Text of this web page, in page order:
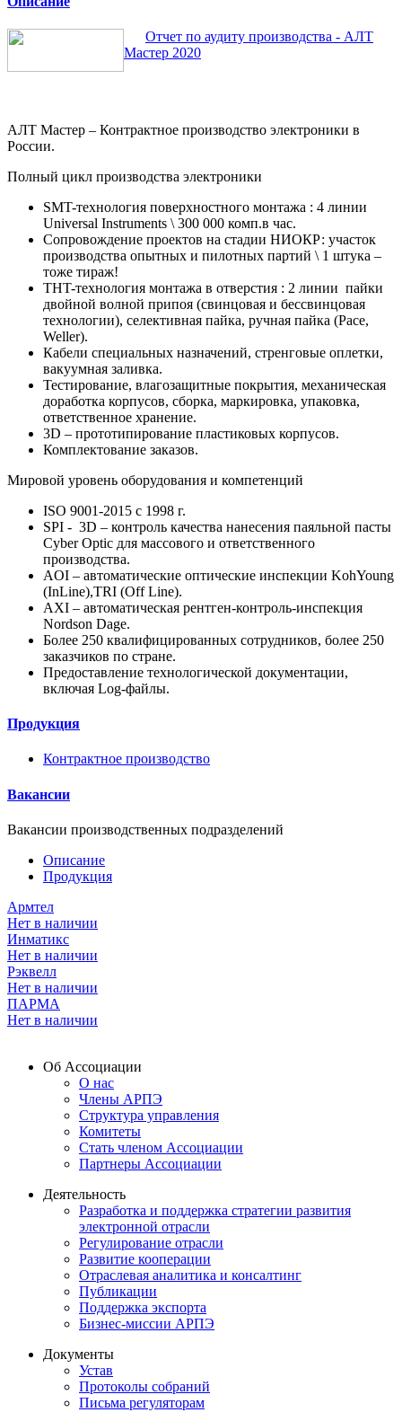
Отчет по аудиту производства - АЛТ
Мастер 2020
АЛТ Мастер – Контрактное производство электроники в
России.
Полный цикл производства электроники
SMT-технология поверхностного монтажа : 4 линии
Universal Instruments \ 300 000 комп.в час.
Сопровождение проектов на стадии НИОКР: участок
производства опытных и пилотных партий \ 1 штука –
тоже тираж!
THT-технология монтажа в отверстия : 2 линии пайки
двойной волной припоя (свинцовая и бессвинцовая
технологии), селективная пайка, ручная пайка (Pace,
Weller).
Кабели специальных назначений, стренговые оплетки,
вакуумная заливка.
Тестирование, влагозащитные покрытия, механическая
доработка корпусов, сборка, маркировка, упаковка,
ответственное хранение.
3D – прототипирование пластиковых корпусов.
Комплектование заказов.
Мировой уровень оборудования и компетенций
ISO 9001-2015 с 1998 г.
SPI - 3D – контроль качества нанесения паяльной пасты
Cyber Optic для массового и ответственного
производства.
AOI – автоматические оптические инспекции KohYoung
(InLine),TRI (Off Line).
AXI – автоматическая рентген-контроль-инспекция
Nordson Dage.
Более 250 квалифицированных сотрудников, более 250
заказчиков по стране.
Предоставление технологической документации,
включая Log-файлы.
Продукция
Контрактное производство
Вакансии
Вакансии производственных подразделений
Описание
Продукция
Армтел
Нет в наличии
Инматикс
Нет в наличии
Рэквелл
Нет в наличии
ПАРМА
Нет в наличии
Об Ассоциации
О нас
Члены АРПЭ
Структура управления
Комитеты
Стать членом Ассоциации
Партнеры Ассоциации
Деятельность
Разработка и поддержка стратегии развития
электронной отрасли
Регулирование отрасли
Развитие кооперации
Отраслевая аналитика и консалтинг
Публикации
Поддержка экспорта
Бизнес-миссии АРПЭ
Документы
Устав
Протоколы собраний
Письма регуляторам